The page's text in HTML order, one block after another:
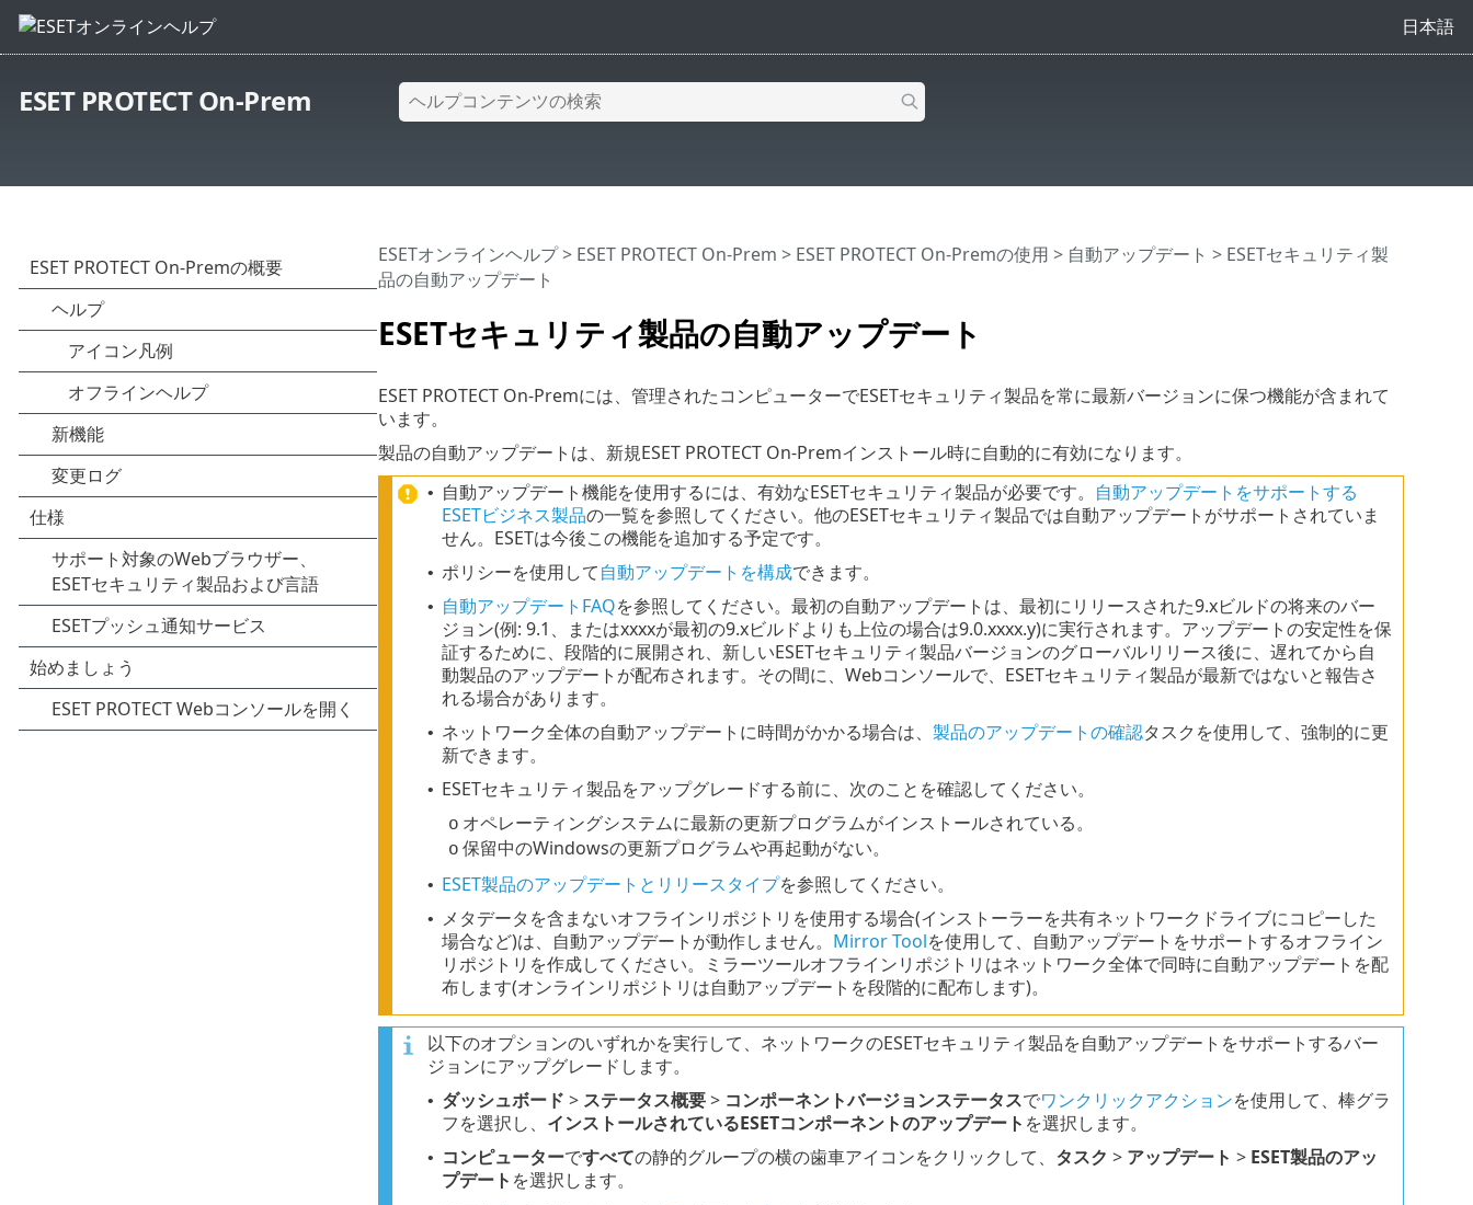
日本語
ESET PROTECT On-Prem
ESETセキュリティ製品の自動アップデート
ESETオンラインヘルプ> ESET PROTECT On-Prem > ESET PROTECT On-Premの使用 > 自動アップデート > ESETセキュリティ製
品の自動アップデート
ESET PROTECT On-Premには、管理されたコンピューターでESETセキュリティ製品を常に最新バージョンに保つ機能が含まれて
います。
製品の自動アップデートは、新規ESET PROTECT On-Premインストール時に自動的に有効になります。
• 自動アップデート機能を使用するには、有効なESETセキュリティ製品が必要です。 自動アップデートをサポートする
ESETビジネス製品の一覧を参照してください。他のESETセキュリティ製品では自動アップデートがサポートされていま
せん。ESETは今後この機能を追加する予定です。
• ポリシーを使用して自動アップデートを構成できます。
• 自動アップデートFAQを参照してください。最初の自動アップデートは、最初にリリースされた9.xビルドの将来のバー
ジョン(例: 9.1、またはxxxxが最初の9.xビルドよりも上位の場合は9.0.xxxx.y)に実行されます。アップデートの安定性を保
証するために、段階的に展開され、新しいESETセキュリティ製品バージョンのグローバルリリース後に、遅れてから自
動製品のアップデートが配布されます。その間に、Webコンソールで、ESETセキュリティ製品が最新ではないと報告さ
れる場合があります。
• ネットワーク全体の自動アップデートに時間がかかる場合は、 製品のアップデートの確認タスクを使用して、強制的に更
新できます。
• ESETセキュリティ製品をアップグレードする前に、次のことを確認してください。
o オペレーティングシステムに最新の更新プログラムがインストールされている。
o 保留中のWindowsの更新プログラムや再起動がない。
• ESET製品のアップデートとリリースタイプを参照してください。
• メタデータを含まないオフラインリポジトリを使用する場合(インストーラーを共有ネットワークドライブにコピーした
場合など)は、自動アップデートが動作しません。 Mirror Toolを使用して、自動アップデートをサポートするオフライン
リポジトリを作成してください。ミラーツールオフラインリポジトリはネットワーク全体で同時に自動アップデートを配
布します(オンラインリポジトリは自動アップデートを段階的に配布します)。
以下のオプションのいずれかを実行して、ネットワークのESETセキュリティ製品を自動アップデートをサポートするバー
ジョンにアップグレードします。
• ダッシュボード > ステータス概要> コンポーネントバージョンステータスでワンクリックアクションを使用して、棒グラ
フを選択し、 インストールされているESETコンポーネントのアップデート を選択します。
• コンピューターですべての静的グループの横の歯車アイコンをクリックして、 タスク > アップデート > ESET製品のアッ
プデート を選択します。